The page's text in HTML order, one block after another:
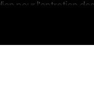
pour l'entretien